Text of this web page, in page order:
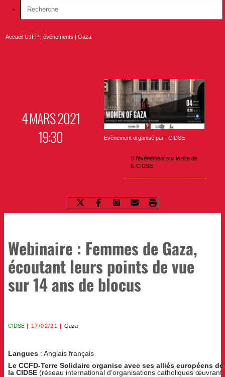
Accueil UJFP |événements |Gaza
4 MARS 2021
19:30
Evènement organisé par : CIDSE
l'évènement sur le site de
la CIDSE
Webinaire : Femmes de Gaza,
écoutant leurs points de vue
sur 14 ans de blocus
CIDSE 17/02/21 Gaza
Langues : Anglais français
Le CCFD-Terre Solidaire organise avec ses alliés européens de
la CIDSE (réseau international d’organisations catholiques œuvrant